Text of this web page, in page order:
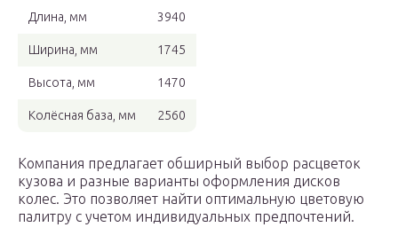
Длина, мм 3940
Ширина, мм 1745
Высота, мм 1470
Колёсная база, мм 2560
Компания предлагает обширный выбор расцветок
кузова и разные варианты оформления дисков
колес. Это позволяет найти оптимальную цветовую
палитру с учетом индивидуальных предпочтений.